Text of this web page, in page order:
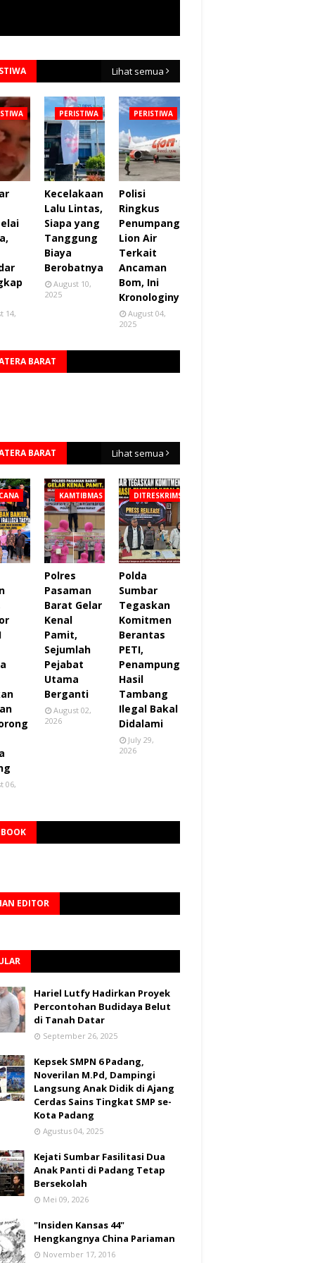
Lihat semua
14,
PERISTIWA
Kecelakaan
Lalu Lintas,
Siapa yang
Tanggung
Biaya
Berobatnya
August 10,
2025
PERISTIWA
Polisi
Ringkus
Penumpang
Lion Air
Terkait
Ancaman
Bom, Ini
Kronologinya
August 04,
2025
BARAT
BARAT Lihat semua
06,
KAMTIBMAS
Polres
Pasaman
Barat Gelar
Kenal
Pamit,
Sejumlah
Pejabat
Utama
Berganti
August 02,
2026
DITRESKRIMSUS
Polda
Sumbar
Tegaskan
Komitmen
Berantas
PETI,
Penampung
Hasil
Tambang
Ilegal Bakal
Didalami
July 29,
2026
EDITOR
Hariel Lutfy Hadirkan Proyek
Percontohan Budidaya Belut
di Tanah Datar
September 26, 2025
Kepsek SMPN 6 Padang,
Noverilan M.Pd, Dampingi
Langsung Anak Didik di Ajang
Cerdas Sains Tingkat SMP se-
Kota Padang
Agustus 04, 2025
Kejati Sumbar Fasilitasi Dua
Anak Panti di Padang Tetap
Bersekolah
Mei 09, 2026
"Insiden Kansas 44"
Hengkangnya China Pariaman
November 17, 2016